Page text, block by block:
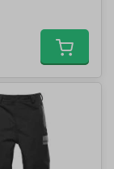
Add to